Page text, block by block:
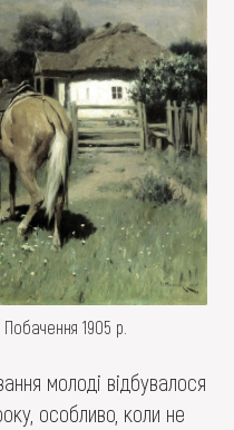
1905 р.
молоді відбувалося
особливо, коли не